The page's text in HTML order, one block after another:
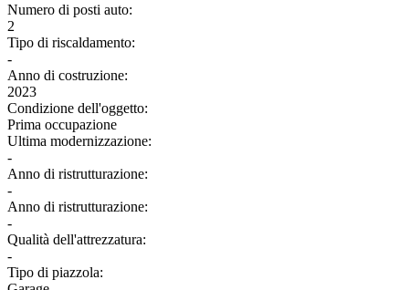
Numero di posti auto:
2
Tipo di riscaldamento:
-
Anno di costruzione:
2023
Condizione dell'oggetto:
Prima occupazione
Ultima modernizzazione:
-
Anno di ristrutturazione:
-
Anno di ristrutturazione:
-
Qualità dell'attrezzatura:
-
Tipo di piazzola: